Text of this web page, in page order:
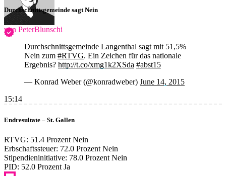
Durchschnittsgemeinde sagt Nein
von PeterBlunschi
Durchschnittsgemeinde Langenthal sagt mit 51,5%
Nein zum #RTVG. Ein Zeichen für das nationale
Ergebnis? http://t.co/xmg1k2XSda #abst15
— Konrad Weber (@konradweber) June 14, 2015
15:14
Endresultate – St. Gallen
RTVG: 51.4 Prozent Nein
Erbschaftssteuer: 72.0 Prozent Nein
Stipendieninitiative: 78.0 Prozent Nein
PID: 52.0 Prozent Ja